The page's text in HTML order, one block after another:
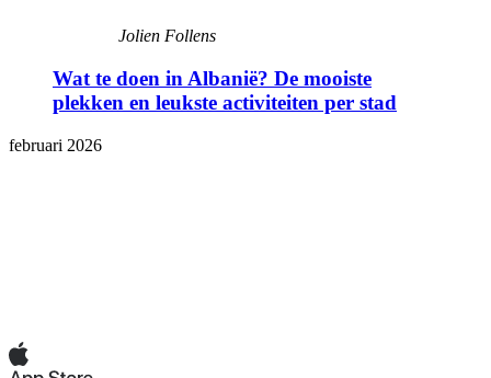
Jolien Follens
Wat te doen in Albanië? De mooiste
plekken en leukste activiteiten per stad
februari 2026